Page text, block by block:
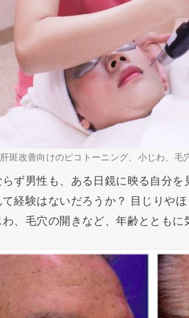
斑改善向けのピコトーニング、小じわ、毛
ず男性も、ある日鏡に映る自分
て経験はないだろうか？ 目じりや
、毛穴の開きなど、年齢とともに